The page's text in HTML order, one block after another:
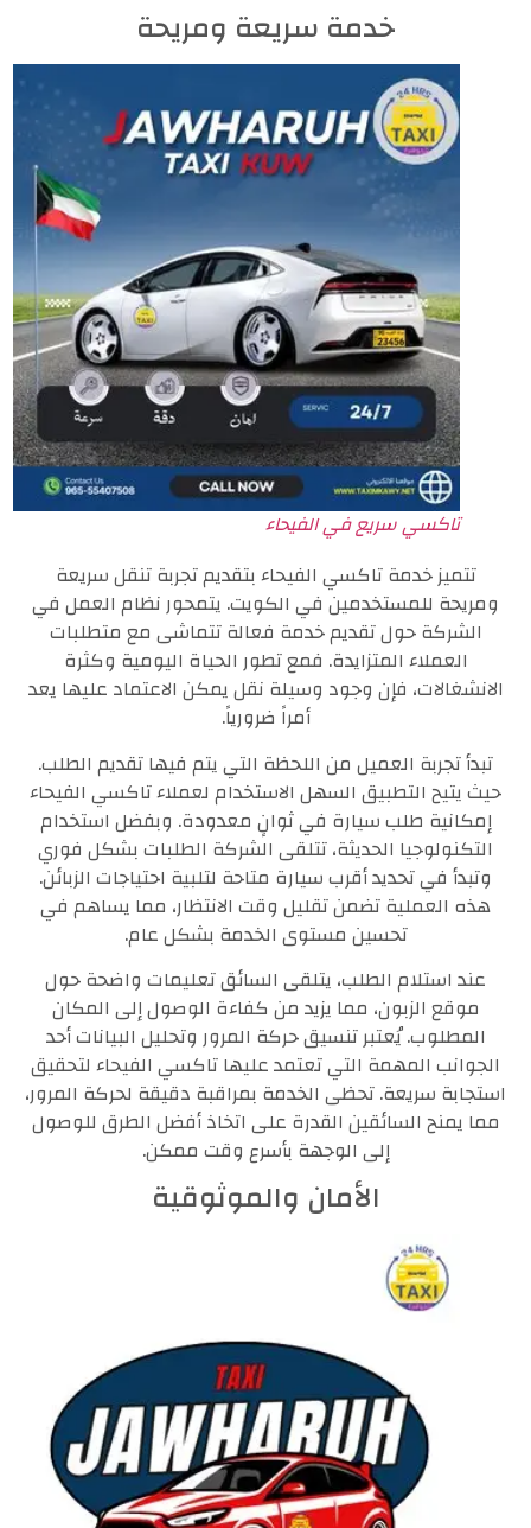
خدمة سريعة ومريحة
تاكسي سريع في الفيحاء
تتميز خدمة تاكسي الفيحاء بتقديم تجربة تنقل سريعة
ومريحة للمستخدمين في الكويت. يتمحور نظام العمل في
الشركة حول تقديم خدمة فعالة تتماشى مع متطلبات
العملاء المتزايدة. فمع تطور الحياة اليومية وكثرة
الانشغالات، فإن وجود وسيلة نقل يمكن الاعتماد عليها يعد
أمراً ضرورياً.
تبدأ تجربة العميل من اللحظة التي يتم فيها تقديم الطلب.
حيث يتيح التطبيق السهل الاستخدام لعملاء تاكسي الفيحاء
إمكانية طلب سيارة في ثوانٍ معدودة. وبفضل استخدام
التكنولوجيا الحديثة، تتلقى الشركة الطلبات بشكل فوري
وتبدأ في تحديد أقرب سيارة متاحة لتلبية احتياجات الزبائن.
هذه العملية تضمن تقليل وقت الانتظار، مما يساهم في
تحسين مستوى الخدمة بشكل عام.
عند استلام الطلب، يتلقى السائق تعليمات واضحة حول
موقع الزبون، مما يزيد من كفاءة الوصول إلى المكان
المطلوب. يُعتبر تنسيق حركة المرور وتحليل البيانات أحد
الجوانب المهمة التي تعتمد عليها تاكسي الفيحاء لتحقيق
استجابة سريعة. تحظى الخدمة بمراقبة دقيقة لحركة المرور،
مما يمنح السائقين القدرة على اتخاذ أفضل الطرق للوصول
إلى الوجهة بأسرع وقت ممكن.
الأمان والموثوقية